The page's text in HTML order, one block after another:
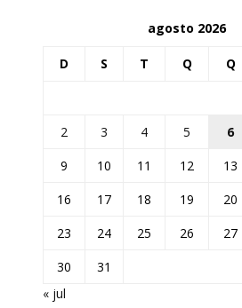
agosto 2026
D S T Q Q
2
3 4 5 6
9
10 11 12 13
16
17 18 19 20
23
24 25 26 27
30
31
« jul